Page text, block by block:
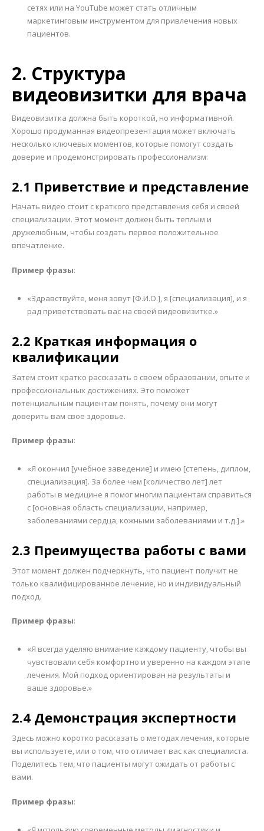
сетях или на YouTube может стать отличным
маркетинговым инструментом для привлечения новых
пациентов.
2. Структура
видеовизитки для врача
Видеовизитка должна быть короткой, но информативной.
Хорошо продуманная видеопрезентация может включать
несколько ключевых моментов, которые помогут создать
доверие и продемонстрировать профессионализм:
2.1 Приветствие и представление
Начать видео стоит с краткого представления себя и своей
специализации. Этот момент должен быть теплым и
дружелюбным, чтобы создать первое положительное
впечатление.
Пример фразы:
«Здравствуйте, меня зовут [Ф.И.О.], я [специализация], и я
рад приветствовать вас на своей видеовизитке.»
2.2 Краткая информация о
квалификации
Затем стоит кратко рассказать о своем образовании, опыте и
профессиональных достижениях. Это поможет
потенциальным пациентам понять, почему они могут
доверить вам свое здоровье.
Пример фразы:
«Я окончил [учебное заведение] и имею [степень, диплом,
специализация]. За более чем [количество лет] лет
работы в медицине я помог многим пациентам справиться
с [основная область специализации, например,
заболеваниями сердца, кожными заболеваниями и т.д.].»
2.3 Преимущества работы с вами
Этот момент должен подчеркнуть, что пациент получит не
только квалифицированное лечение, но и индивидуальный
подход.
Пример фразы:
«Я всегда уделяю внимание каждому пациенту, чтобы вы
чувствовали себя комфортно и уверенно на каждом этапе
лечения. Мой подход ориентирован на результаты и
ваше здоровье.»
2.4 Демонстрация экспертности
Здесь можно коротко рассказать о методах лечения, которые
вы используете, или о том, что отличает вас как специалиста.
Поделитесь тем, что пациенты могут ожидать от работы с
вами.
Пример фразы: